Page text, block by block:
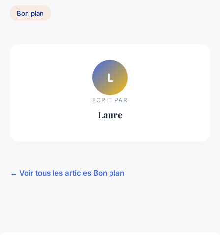
Bon plan
L
ECRIT PAR
Laure
← Voir tous les articles Bon plan